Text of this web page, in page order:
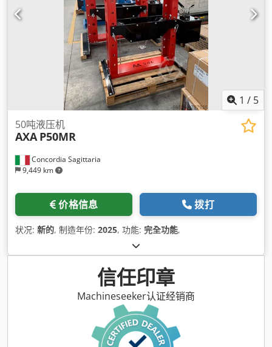
1 / 5
Concordia Sagittaria
9,449 km
50吨液压机
AXA P50MR
价格信息 拨打
状况: 新的, 制造年份: 2025, 功能: 完全功能,
信任印章
Machineseeker认证经销商